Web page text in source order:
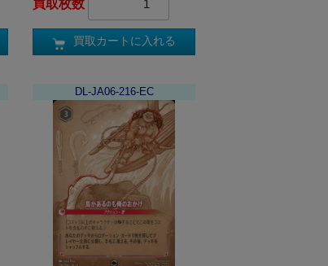
買取枚数
買取カートに入れる
DL-JA06-216-EC